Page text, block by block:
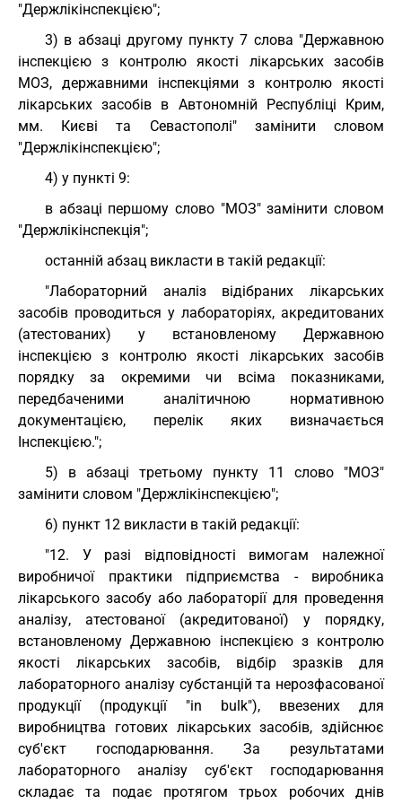
"Держлікінспекцією";
3) в абзаці другому пункту 7 слова "Державною
інспекцією з контролю якості лікарських засобів
МОЗ, державними інспекціями з контролю якості
лікарських засобів в Автономній Республіці Крим,
мм. Києві та Севастополі" замінити словом
"Держлікінспекцією";
4) у пункті 9:
в абзаці першому слово "МОЗ" замінити словом
"Держлікінспекція";
останній абзац викласти в такій редакції:
"Лабораторний аналіз відібраних лікарських
засобів проводиться у лабораторіях, акредитованих
(атестованих) у встановленому Державною
інспекцією з контролю якості лікарських засобів
порядку за окремими чи всіма показниками,
передбаченими аналітичною нормативною
документацією, перелік яких визначається
Інспекцією.";
5) в абзаці третьому пункту 11 слово "МОЗ"
замінити словом "Держлікінспекцією";
6) пункт 12 викласти в такій редакції:
"12. У разі відповідності вимогам належної
виробничої практики підприємства - виробника
лікарського засобу або лабораторії для проведення
аналізу, атестованої (акредитованої) у порядку,
встановленому Державною інспекцією з контролю
якості лікарських засобів, відбір зразків для
лабораторного аналізу субстанцій та нерозфасованої
продукції (продукції "in bulk"), ввезених для
виробництва готових лікарських засобів, здійснює
суб'єкт господарювання. За результатами
лабораторного аналізу суб'єкт господарювання
складає та подає протягом трьох робочих днів